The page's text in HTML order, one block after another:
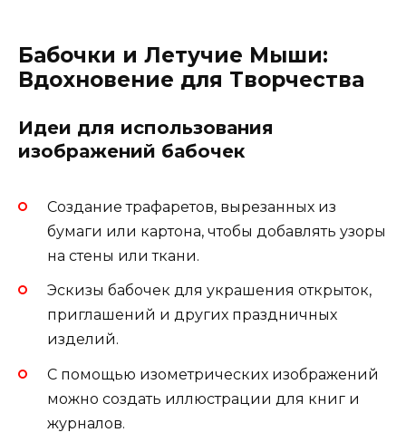
Бабочки и Летучие Мыши:
Вдохновение для Творчества
Идеи для использования
изображений бабочек
Создание трафаретов, вырезанных из
бумаги или картона, чтобы добавлять узоры
на стены или ткани.
Эскизы бабочек для украшения открыток,
приглашений и других праздничных
изделий.
С помощью изометрических изображений
можно создать иллюстрации для книг и
журналов.